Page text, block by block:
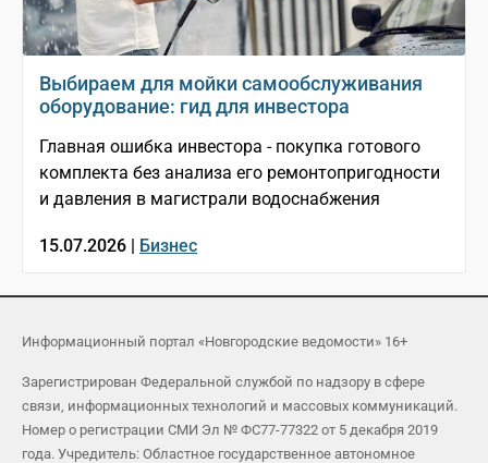
Выбираем для мойки самообслуживания
оборудование: гид для инвестора
Главная ошибка инвестора - покупка готового
комплекта без анализа его ремонтопригодности
и давления в магистрали водоснабжения
15.07.2026 | Бизнес
Информационный портал «Новгородские ведомости» 16+
Зарегистрирован Федеральной службой по надзору в сфере
связи, информационных технологий и массовых коммуникаций.
Номер о регистрации СМИ Эл № ФС77-77322 от 5 декабря 2019
года. Учредитель: Областное государственное автономное